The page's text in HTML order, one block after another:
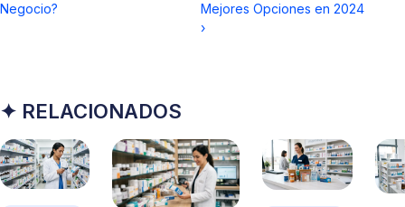
Negocio?
Mejores Opciones en 2024
›
✦ RELACIONADOS